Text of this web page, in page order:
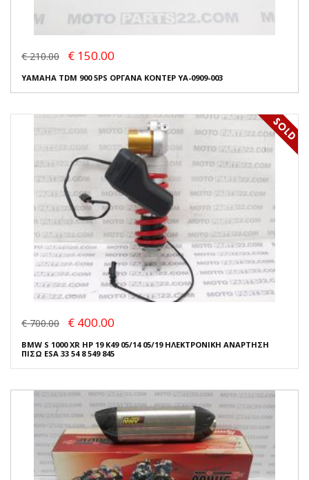
€ 210.00 € 150.00
YAMAHA TDM 900 5PS ΟΡΓΑΝΑ ΚΟΝΤΕΡ YA-0909-003
€ 700.00 € 400.00
BMW S 1000 XR HP 19 K49 05/14 05/19 ΗΛΕΚΤΡΟΝΙΚΗ ΑΝΑΡΤΗΣΗ
ΠΙΣΩ ESA 33 54 8 549 845